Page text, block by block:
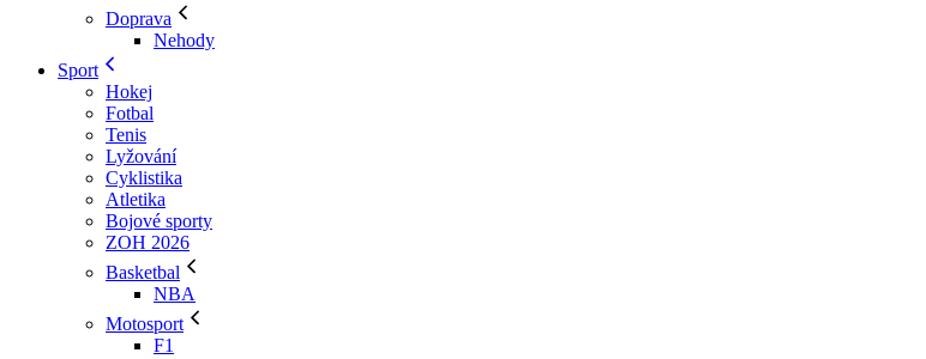
Doprava
Nehody
Sport
Hokej
Fotbal
Tenis
Lyžování
Cyklistika
Atletika
Bojové sporty
ZOH 2026
Basketbal
NBA
Motosport
F1